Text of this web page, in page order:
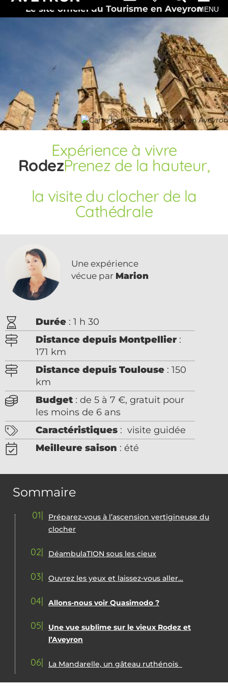
Le site officiel du Tourisme en AveyronMENU
Expérience à vivre
RodezPrenez de la hauteur,
la visite du clocher de la
Cathédrale
Une expérience
vécue par Marion
Durée : 1 h 30
Distance depuis Montpellier :
171 km
Distance depuis Toulouse : 150
km
Budget : de 5 à 7 €, gratuit pour
les moins de 6 ans
Caractéristiques : visite guidée
Meilleure saison : été
Sommaire
01
Préparez-vous à l’ascension vertigineuse du
clocher
02 DéambulaTION sous les cieux
03 Ouvrez les yeux et laissez-vous aller…
04 Allons-nous voir Quasimodo ?
05
Une vue sublime sur le vieux Rodez et
l’Aveyron
06 La Mandarelle, un gâteau ruthénois